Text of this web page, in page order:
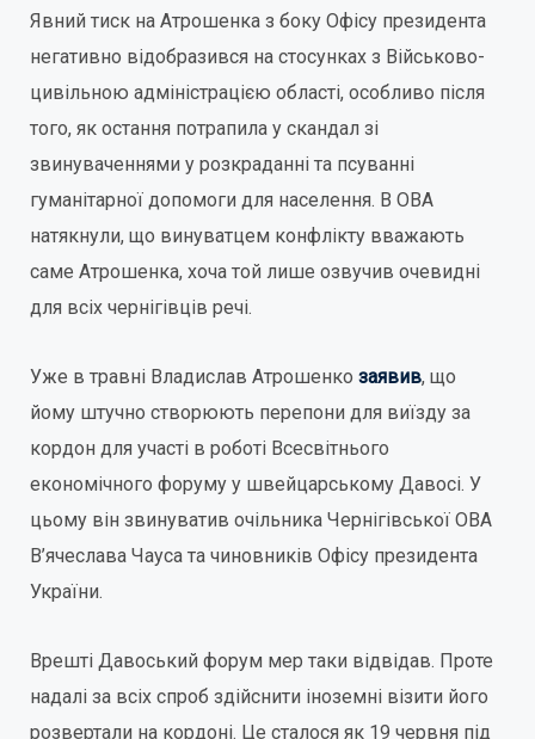
Явний тиск на Атрошенка з боку Офісу президента
негативно відобразився на стосунках з Військово-
цивільною адміністрацією області, особливо після
того, як остання потрапила у скандал зі
звинуваченнями у розкраданні та псуванні
гуманітарної допомоги для населення. В ОВА
натякнули, що винуватцем конфлікту вважають
саме Атрошенка, хоча той лише озвучив очевидні
для всіх чернігівців речі.
Уже в травні Владислав Атрошенко заявив, що
йому штучно створюють перепони для виїзду за
кордон для участі в роботі Всесвітнього
економічного форуму у швейцарському Давосі. У
цьому він звинуватив очільника Чернігівської ОВА
В’ячеслава Чауса та чиновників Офісу президента
України.
Врешті Давоський форум мер таки відвідав. Проте
надалі за всіх спроб здійснити іноземні візити його
розвертали на кордоні. Це сталося як 19 червня під